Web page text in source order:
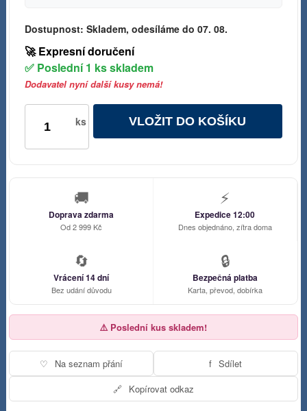
Dostupnost: Skladem, odesíláme do 07. 08.
🚀 Expresní doručení
✅ Poslední 1 ks skladem
Dodavatel nyní další kusy nemá!
ks VLOŽIT DO KOŠÍKU
🚚
Doprava zdarma
Od 2 999 Kč
⚡
Expedice 12:00
Dnes objednáno, zítra doma
🔄
Vrácení 14 dní
Bez udání důvodu
🔒
Bezpečná platba
Karta, převod, dobírka
⚠️ Poslední kus skladem!
♡ Na seznam přání f Sdílet
🔗 Kopírovat odkaz